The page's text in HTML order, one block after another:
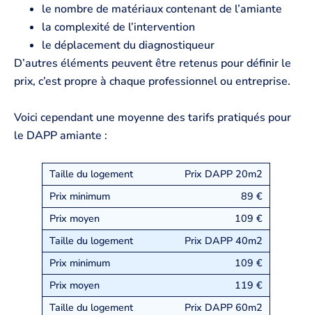
le nombre de matériaux contenant de l’amiante
la complexité de l’intervention
le déplacement du diagnostiqueur
D’autres éléments peuvent être retenus pour définir le
prix, c’est propre à chaque professionnel ou entreprise.
Voici cependant une moyenne des tarifs pratiqués pour
le DAPP amiante :
Prix DAPP 20m2
89 €
109 €
Prix DAPP 40m2
109 €
119 €
Prix DAPP 60m2